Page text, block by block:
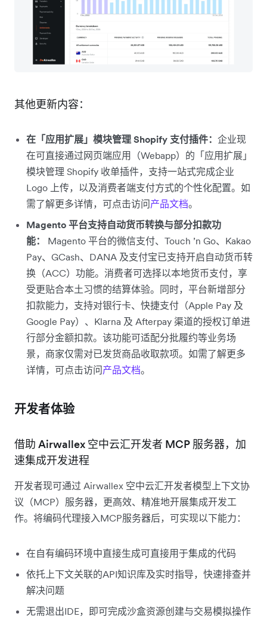
其他更新内容：
在「应用扩展」模块管理 Shopify 支付插件： 企业现
在可直接通过网页端应用（Webapp）的「应用扩展」
模块管理 Shopify 收单插件，支持一站式完成企业
Logo 上传，以及消费者端支付方式的个性化配置。如
需了解更多详情，可点击访问产品文档。
Magento 平台支持自动货币转换与部分扣款功
能：
Magento 平台的微信支付、Touch ’n Go、Kakao
Pay、GCash、DANA 及支付宝已支持开启自动货币转
换（ACC）功能。消费者可选择以本地货币支付，享
受更贴合本土习惯的结算体验。同时，平台新增部分
扣款能力，支持对银行卡、快捷支付（Apple Pay 及
Google Pay）、Klarna 及 Afterpay 渠道的授权订单进
行部分金额扣款。该功能可适配分批履约等业务场
景，商家仅需对已发货商品收取款项。如需了解更多
详情，可点击访问产品文档。
开发者体验
借助 Airwallex 空中云汇开发者 MCP 服务器，加
速集成开发进程
开发者现可通过 Airwallex 空中云汇开发者模型上下文协
议（MCP）服务器，更高效、精准地开展集成开发工
作。将编码代理接入MCP服务器后，可实现以下能力：
在自有编码环境中直接生成可直接用于集成的代码
依托上下文关联的API知识库及实时指导，快速排查并
解决问题
无需退出IDE，即可完成沙盒资源创建与交易模拟操作